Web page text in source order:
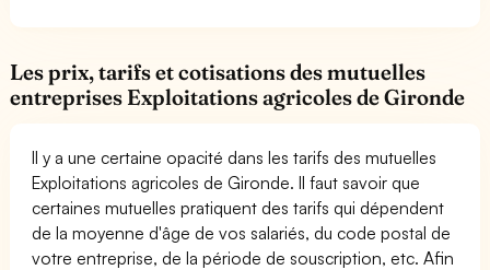
Les prix, tarifs et cotisations des mutuelles
entreprises Exploitations agricoles de Gironde
Il y a une certaine opacité dans les tarifs des mutuelles
Exploitations agricoles de Gironde. Il faut savoir que
certaines mutuelles pratiquent des tarifs qui dépendent
de la moyenne d'âge de vos salariés, du code postal de
votre entreprise, de la période de souscription, etc. Afin